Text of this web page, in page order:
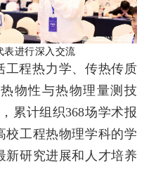
表进行深入交流
工程热力学、传热传质
物性与热物理量测技
累计组织368场学术报
校工程热物理学科的学
新研究进展和人才培养